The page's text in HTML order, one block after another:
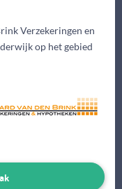
Verzekeringen en
op het gebied